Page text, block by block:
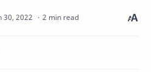
2 min read